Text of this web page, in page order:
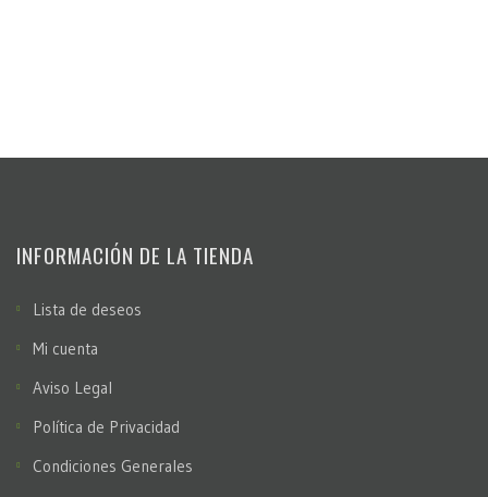
INFORMACIÓN DE LA TIENDA
Lista de deseos
Mi cuenta
Aviso Legal
Política de Privacidad
Condiciones Generales